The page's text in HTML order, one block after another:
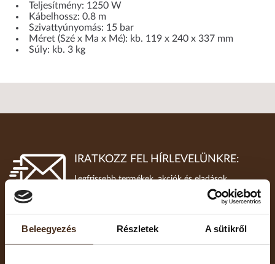
Beleegyezés Részletek A sütikről
Teljesítmény: 1250 W
Kábelhossz: 0.8 m
Szivattyúnyomás: 15 bar
Méret (Szé x Ma x Mé): kb. 119 x 240 x 337 mm
Súly: kb. 3 kg
IRATKOZZ FEL HÍRLEVELÜNKRE:
Legfrissebb termékek, akciók és eladások